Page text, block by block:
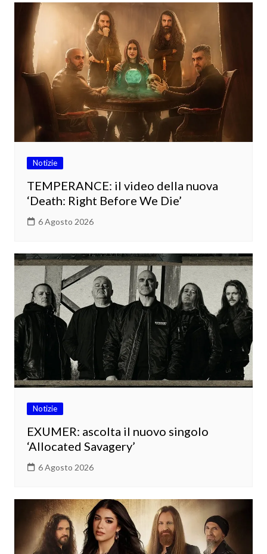
Notizie
TEMPERANCE: il video della nuova
‘Death: Right Before We Die’
6 Agosto 2026
Notizie
EXUMER: ascolta il nuovo singolo
‘Allocated Savagery’
6 Agosto 2026